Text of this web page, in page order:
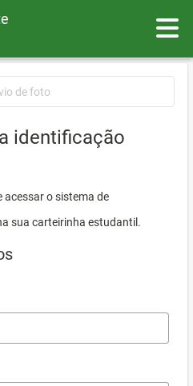
de foto
identificação
acessar o sistema de
sua carteirinha estudantil.